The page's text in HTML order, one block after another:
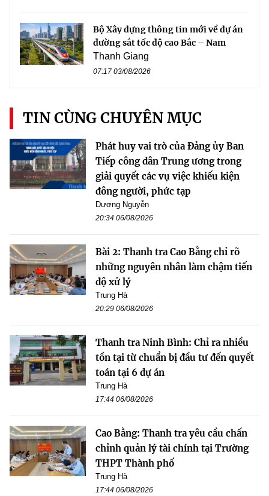
Bộ Xây dựng thông tin mới về dự án
đường sắt tốc độ cao Bắc – Nam
Thanh Giang
07:17 03/08/2026
TIN CÙNG CHUYÊN MỤC
Phát huy vai trò của Đảng ủy Ban
Tiếp công dân Trung ương trong
giải quyết các vụ việc khiếu kiện
đông người, phức tạp
Dương Nguyễn
20:34 06/08/2026
Bài 2: Thanh tra Cao Bằng chỉ rõ
những nguyên nhân làm chậm tiến
độ xử lý
Trung Hà
20:29 06/08/2026
Thanh tra Ninh Bình: Chỉ ra nhiều
tồn tại từ chuẩn bị đầu tư đến quyết
toán tại 6 dự án
Trung Hà
17:44 06/08/2026
Cao Bằng: Thanh tra yêu cầu chấn
chỉnh quản lý tài chính tại Trường
THPT Thành phố
Trung Hà
17:44 06/08/2026